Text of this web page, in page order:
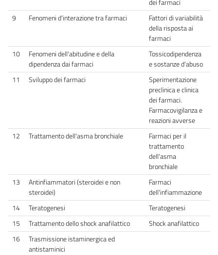
dei farmaci
9
Fenomeni d'interazione tra farmaci
Fattori di variabilità
della risposta ai
farmaci
10
Fenomeni dell'abitudine e della
dipendenza dai farmaci
Tossicodipendenza
e sostanze d'abuso
11
Sviluppo dei farmaci
Sperimentazione
preclinica e clinica
dei farmaci.
Farmacovigilanza e
reazioni avverse
12
Trattamento dell'asma bronchiale
Farmaci per il
trattamento
dell'asma
bronchiale
13
Antinfiammatori (steroidei e non
steroidei)
Farmaci
dell'infiammazione
14
Teratogenesi
Teratogenesi
15
Trattamento dello shock anafilattico
Shock anafilattico
16
Trasmissione istaminergica ed
antistaminici